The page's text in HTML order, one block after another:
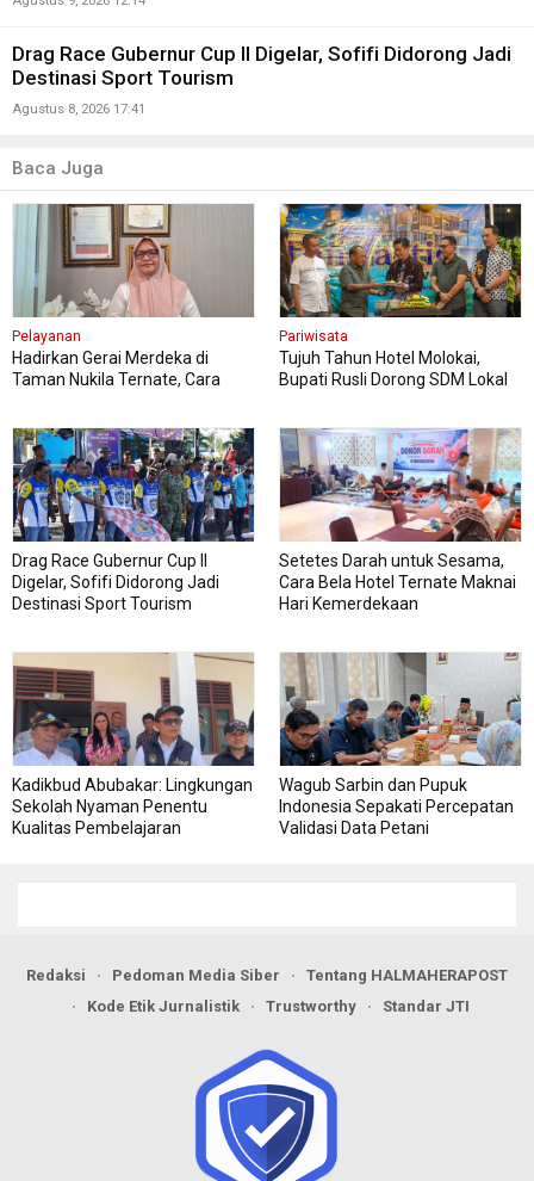
Drag Race Gubernur Cup II Digelar, Sofifi Didorong Jadi
Destinasi Sport Tourism
Agustus 8, 2026 17:41
Baca Juga
Pelayanan
Hadirkan Gerai Merdeka di
Taman Nukila Ternate, Cara
Pariwisata
Tujuh Tahun Hotel Molokai,
Bupati Rusli Dorong SDM Lokal
Drag Race Gubernur Cup II
Digelar, Sofifi Didorong Jadi
Destinasi Sport Tourism
Setetes Darah untuk Sesama,
Cara Bela Hotel Ternate Maknai
Hari Kemerdekaan
Kadikbud Abubakar: Lingkungan
Sekolah Nyaman Penentu
Kualitas Pembelajaran
Wagub Sarbin dan Pupuk
Indonesia Sepakati Percepatan
Validasi Data Petani
Redaksi Pedoman Media Siber
Tentang HALMAHERAPOST
Kode Etik Jurnalistik
Trustworthy Standar JTI